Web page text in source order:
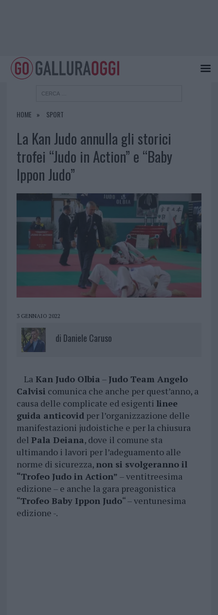
HOME SPORT
La Kan Judo annulla gli storici
trofei “Judo in Action” e “Baby
Ippon Judo”
3 GENNAIO 2022
di Daniele Caruso
LaKan Judo Olbia –Judo Team Angelo
Calvisi comunica che anche per quest’anno, a
causa delle complicate ed esigenti linee
guida anticovidper l’organizzazione delle
manifestazioni judoistiche e per la chiusura
del Pala Deiana, dove il comune sta
ultimando i lavori per l’adeguamento alle
norme di sicurezza, non si svolgeranno il
“Trofeo Judo in Action” – ventitreesima
edizione – e anche la gara preagonistica
“Trofeo Baby Ippon Judo“ – ventunesima
edizione -.